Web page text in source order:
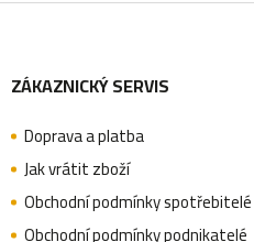
u
á
p
ZÁKAZNICKÝ SERVIS
Doprava a platba
Jak vrátit zboží
Obchodní podmínky spotřebitelé
Obchodní podmínky podnikatelé